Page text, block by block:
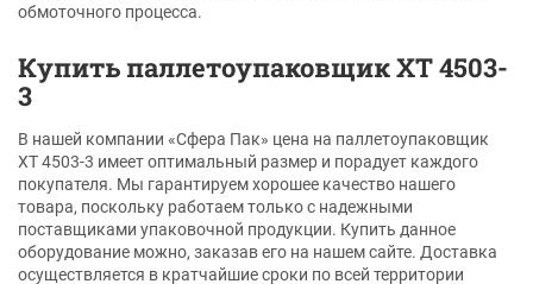
обмоточного процесса.
Купить паллетоупаковщик XT 4503-
3
В нашей компании «Сфера Пак» цена на паллетоупаковщик
XT 4503-3 имеет оптимальный размер и порадует каждого
покупателя. Мы гарантируем хорошее качество нашего
товара, поскольку работаем только с надежными
поставщиками упаковочной продукции. Купить данное
оборудование можно, заказав его на нашем сайте. Доставка
осуществляется в кратчайшие сроки по всей территории